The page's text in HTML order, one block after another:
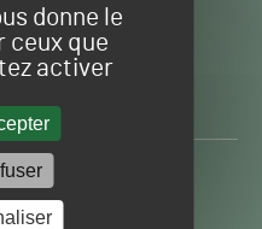
donne le
ceux que
activer
du